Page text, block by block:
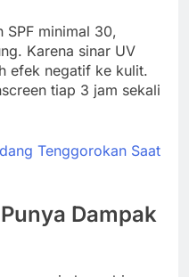
SPF minimal 30,
Karena sinar UV
efek negatif ke kulit.
tiap 3 jam sekali
Tenggorokan Saat
Dampak